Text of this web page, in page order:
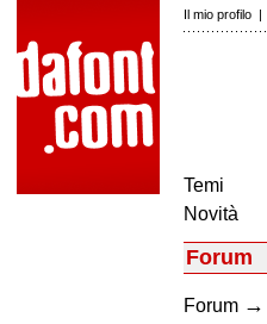
Il mio profilo |
Temi
Novità
Forum
Forum →